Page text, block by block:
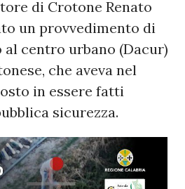
di Crotone Renato
un provvedimento di
centro urbano (Dacur)
che aveva nel
in essere fatti
sicurezza.